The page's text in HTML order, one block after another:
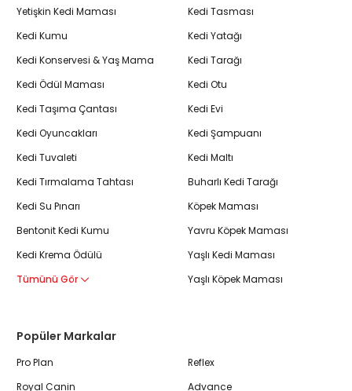
Yetişkin Kedi Maması
Kedi Kumu
Kedi Konservesi & Yaş Mama
Kedi Ödül Maması
Kedi Taşıma Çantası
Kedi Oyuncakları
Kedi Tuvaleti
Kedi Tırmalama Tahtası
Kedi Su Pınarı
Bentonit Kedi Kumu
Kedi Krema Ödülü
Tümünü Gör
Kedi Tasması
Kedi Yatağı
Kedi Tarağı
Kedi Otu
Kedi Evi
Kedi Şampuanı
Kedi Maltı
Buharlı Kedi Tarağı
Köpek Maması
Yavru Köpek Maması
Yaşlı Kedi Maması
Yaşlı Köpek Maması
Popüler Markalar
Pro Plan
Royal Canin
Reflex
Advance